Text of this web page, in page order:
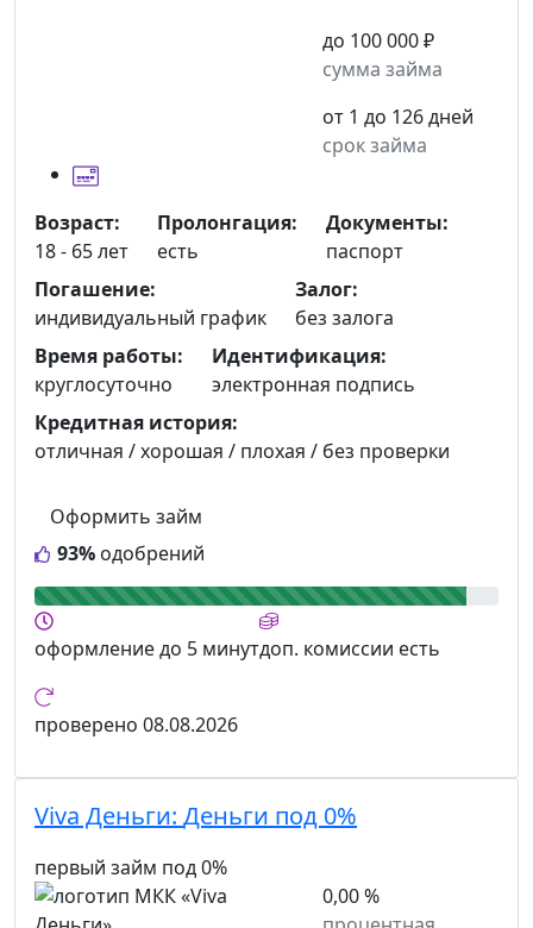
до 100 000 ₽
сумма займа
от 1 до 126 дней
срок займа
93% одобрений
Оформить займ
Возраст:
18 - 65 лет
Пролонгация:
есть
Документы:
паспорт
Погашение:
индивидуальный график
Залог:
без залога
Время работы:
круглосуточно
Идентификация:
электронная подпись
Кредитная история:
отличная / хорошая / плохая / без проверки
оформлениедо 5 минутдоп. комиссии есть
проверено 08.08.2026
Viva Деньги: Деньги под 0%
первый займ под 0%
0,00 %